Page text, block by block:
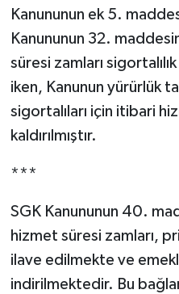
Kanununun ek 5.
Kanununun 32.
süresi zamları
iken, Kanunun yürürlük
sigortalıları için itibari
kaldırılmıştır.
***
SGK Kanununun 40.
hizmet süresi zamları,
ilave edilmekte ve
indirilmektedir. Bu